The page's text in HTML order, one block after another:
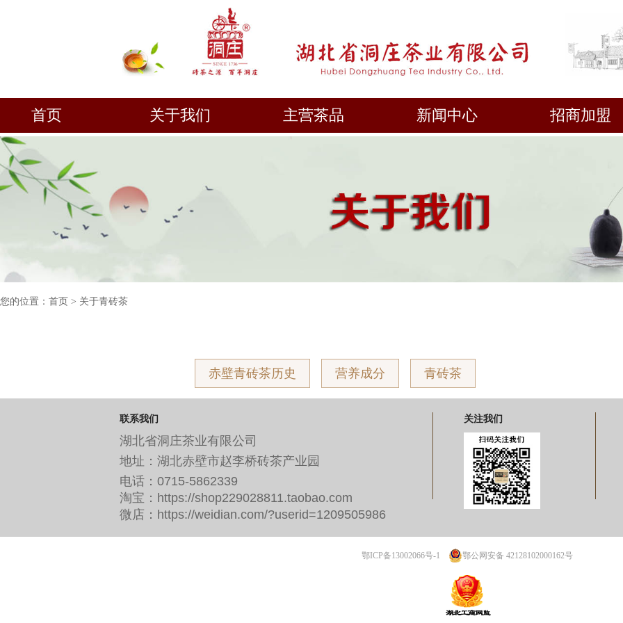
首页 关于我们 主营茶品 新闻中心 招商加盟
您的位置： 首页 > 关于青砖茶
赤壁青砖茶历史 营养成分 青砖茶
联系我们
湖北省洞庄茶业有限公司
地址：湖北赤壁市赵李桥砖茶产业园
电话：0715-5862339
淘宝：https://shop229028811.taobao.com
微店：https://weidian.com/?userid=1209505986
关注我们
鄂ICP备13002066号-1 鄂公网安备 42128102000162号